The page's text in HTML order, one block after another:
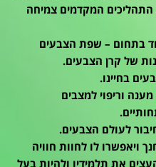
המקדמים צמיחה
בתחום – שפת הצבעים
של קרן הצבעים.
בחיינו.
וריפוי למצבים
לעולם הצבעים.
ויאפשרו לו לחוות חוויה
את תלמידיו ולהיות בעל